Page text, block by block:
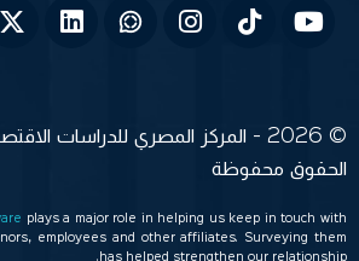
الحقوق محفوظة
plays a major role in helping us keep in touch with
employees and other affiliates. Surveying them
has helped strengthen our relationship.